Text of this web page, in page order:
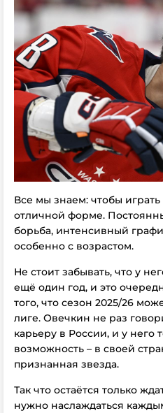
Все мы знаем: чтобы
отличной форме.
борьба, интенсивный
особенно с возрастом.
Не стоит забывать, что у
ещё один год, и это
того, что сезон 2025/26
лиге. Овечкин не раз
карьеру в России, и у него
возможность – в своей
признанная звезда.
Так что остаётся только
нужно наслаждаться